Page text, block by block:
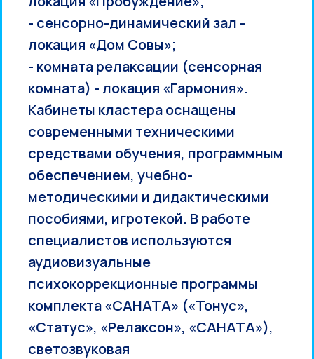
- сенсорно-динамический зал -
локация «Дом Совы»;
- комната релаксации (сенсорная
комната) - локация «Гармония».
Кабинеты кластера оснащены
современными техническими
средствами обучения, программным
обеспечением, учебно-
методическими и дидактическими
пособиями, игротекой. В работе
специалистов используются
аудиовизуальные
психокоррекционные программы
комплекта «САНАТА» («Тонус»,
«Статус», «Релаксон», «САНАТА»),
светозвуковая